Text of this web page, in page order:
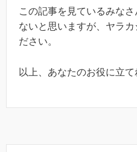
この記事を見ているみな
ないと思いますが、ヤラ
ださい。
以上、あなたのお役に立て